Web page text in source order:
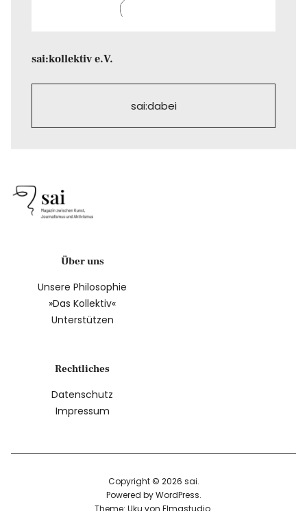
sai:kollektiv e.V.
sai:dabei
Über uns
Unsere Philosophie
»Das Kollektiv«
Unterstützen
Rechtliches
Datenschutz
Impressum
Copyright © 2026 sai
Powered byWordPress
Theme: Uku von Elmastudio